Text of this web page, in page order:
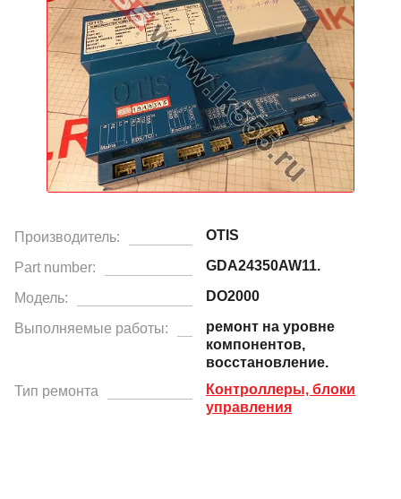
Производитель: OTIS
Part number: GDA24350AW11.
Модель: DO2000
Выполняемые работы:
ремонт на уровне
компонентов,
восстановление.
Тип ремонта
Контроллеры, блоки
управления